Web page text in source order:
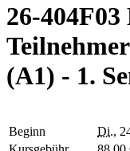
26-
(A1) - 1.
Beginn Di.,